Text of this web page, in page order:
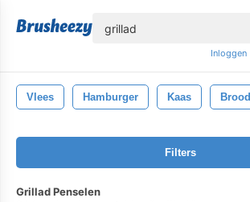
Inloggen
Vlees Hamburger Kaas Brood
Filters
Grillad Penselen